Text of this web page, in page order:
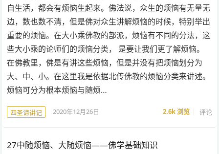
自生活，都会有烦恼生起来。佛法说，众生的烦恼有无量无
边，数也数不清，但是佛对众生讲解烦恼的时候，特别举出
重要的烦恼。在大小乘佛教的部派，烦恼有不同的分法，这
些大小乘的论师们的烦恼分类， 是要让我们更了解烦恼。
在佛教里，佛是有讲这些烦恼，但是并没有把烦恼划分为
大、中、小。在这里我是依据北传佛教的烦恼分类来讲述。
烦恼可分为根本烦恼与随烦…
四圣谛讲记 2020年12月26日 2.6k浏览 评论
27中随烦恼、大随烦恼——佛学基础知识